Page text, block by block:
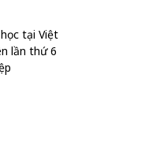
tại Việt
lần thứ 6